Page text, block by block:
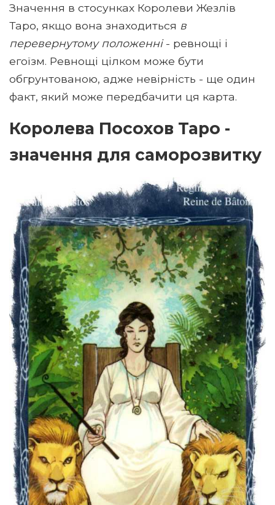
Значення в стосунках Королеви Жезлів
Таро, якщо вона знаходиться в
перевернутому положенні- ревнощі і
егоїзм. Ревнощі цілком може бути
обгрунтованою, адже невірність - ще один
факт, який може передбачити ця карта.
Королева Посохов Таро -
значення для саморозвитку